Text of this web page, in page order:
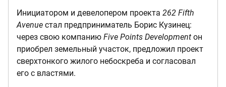
Инициатором и девелопером проекта 262 Fifth
Avenue стал предприниматель Борис Кузинец:
через свою компанию Five Points Development он
приобрел земельный участок, предложил проект
сверхтонкого жилого небоскреба и согласовал
его с властями.